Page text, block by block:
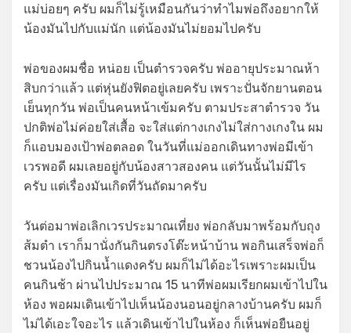
แม่บ่อยๆ ครับ ผมก็ไม่รู้เหมือนกันว่าทำไมพ่อถึงอยากให้
น้องมันไปกับแม่นัก แต่น้องมันไม่ยอมไปครับ
พ่อของผมชื่อ หน่อย เป็นตำรวจครับ พ่ออายุประมาณห้า
สิบกว่าแล้ว แต่หุ่นยังฟิตอยู่เลยครับ เพราะปั่นจักยานตอน
เย็นทุกวัน พ่อเป็นคนหน้าเข้มครับ ตามประสาตำรวจ วัน
ปกติพ่อไม่ค่อยใส่เสื้อ จะใส่แต่กางเกงไม่ใส่กางเกงใน ผม
ก็แอบมองเป้าพ่อตลอด ในวันที่แม่ออกเดินทางพ่อมีเข้า
เวรพอดี ผมเลยอยู่กับน้องสาวสองคน แต่วันนั้นไม่มีไร
ครับ แต่เรื่องมันเกิดที่วันถัดมาครับ
วันต่อมาพ่อเลิกเวรประมาณเที่ยง พ่อกลับมาพร้อมกับถุง
ส้มตำ เราก็มานั่งกันกินตรงโต๊ะหน้าบ้าน พอกินเสร็จพ่อก็
ชวนน้องไปกินน้ำแดงครับ ผมก็ไม่ได้อะไรเพราะผมเป็น
คนกินช้า ผ่านไปประมาณ 15 นาทีพ่อผมเรียกผมเข้าไปใน
ห้อง พอผมเดินเข้าไปเห็นน้องนอนอยู่กลางบ้านครับ ผมก็
ไม่ได้เอะใจอะไร แล้วเดินเข้าไปในห้อง ก็เห็นพ่อยืนอยู่